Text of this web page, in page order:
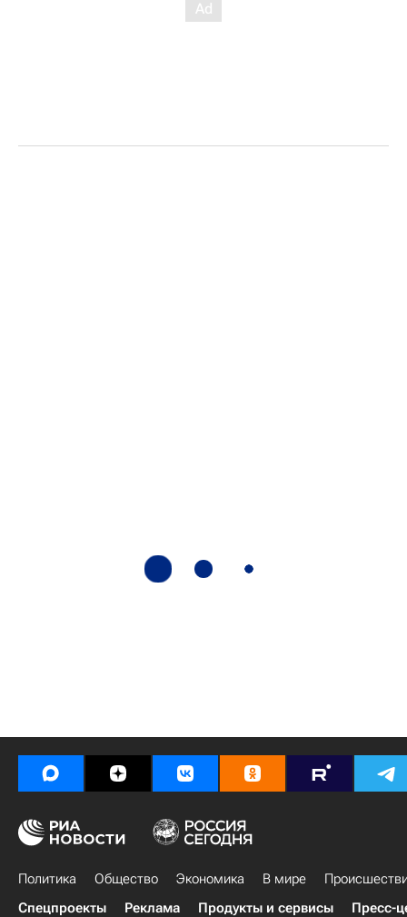
Политика Общество Экономика В мире
Спецпроекты
Реклама Продукты и сервисы Пресс-